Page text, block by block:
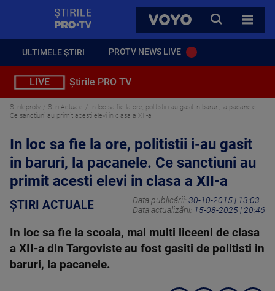
VOYO
CAUTA
TOATE
ULTIMELE ȘTIRI PROTV NEWS LIVE
LIVE Știrile PRO TV
Stirileprotv Știri Actuale
In loc sa fie la ore, politistii i-au gasit in baruri, la pacanele.
Ce sanctiuni au primit acesti elevi in clasa a XII-a
In loc sa fie la ore, politistii i-au gasit
in baruri, la pacanele. Ce sanctiuni au
primit acesti elevi in clasa a XII-a
ȘTIRI ACTUALE Data publicării: 30-10-2015 | 13:03
Data actualizării: 15-08-2025 | 20:46
In loc sa fie la scoala, mai multi liceeni de clasa
a XII-a din Targoviste au fost gasiti de politisti in
baruri, la pacanele.